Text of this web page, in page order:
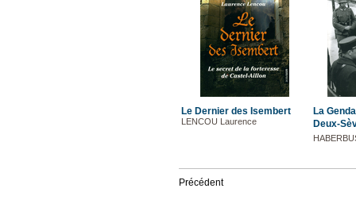
Le Dernier des Isembert
LENCOU Laurence
La
Deux-
Précédent